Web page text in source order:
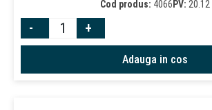
Cod produs: 4066 PV: 20.12
- +
Adauga in cos